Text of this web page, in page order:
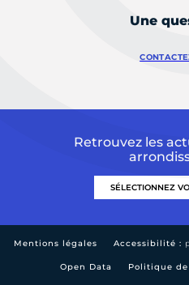
Une
Retrouvez les
Mentions légales Accessibilité :
Open Data Politique de